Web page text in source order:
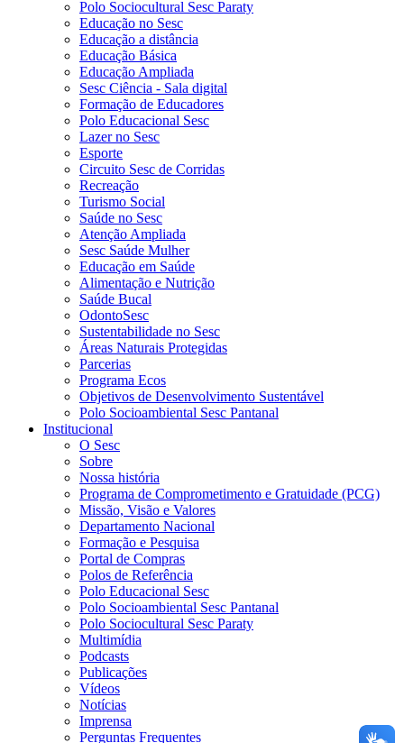
Polo Sociocultural Sesc Paraty
Educação no Sesc
Educação a distância
Educação Básica
Educação Ampliada
Sesc Ciência - Sala digital
Formação de Educadores
Polo Educacional Sesc
Lazer no Sesc
Esporte
Circuito Sesc de Corridas
Recreação
Turismo Social
Saúde no Sesc
Atenção Ampliada
Sesc Saúde Mulher
Educação em Saúde
Alimentação e Nutrição
Saúde Bucal
OdontoSesc
Sustentabilidade no Sesc
Áreas Naturais Protegidas
Parcerias
Programa Ecos
Objetivos de Desenvolvimento Sustentável
Polo Socioambiental Sesc Pantanal
Institucional
O Sesc
Sobre
Nossa história
Programa de Comprometimento e Gratuidade (PCG)
Missão, Visão e Valores
Departamento Nacional
Formação e Pesquisa
Portal de Compras
Polos de Referência
Polo Educacional Sesc
Polo Socioambiental Sesc Pantanal
Polo Sociocultural Sesc Paraty
Multimídia
Podcasts
Publicações
Vídeos
Notícias
Imprensa
Perguntas Frequentes